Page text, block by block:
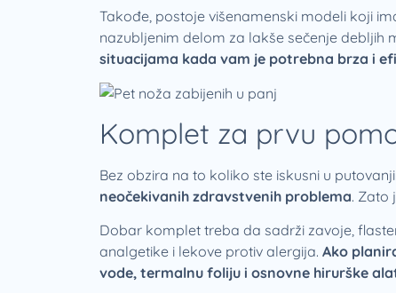
Takođe, postoje višenamenski modeli koji
nazubljenim delom za lakše sečenje debljih
situacijama kada vam je potrebna brza i
Komplet za prvu
Bez obzira na to koliko ste iskusni u
neočekivanih zdravstvenih problema. Zato
Dobar komplet treba da sadrži zavoje,
analgetike i lekove protiv alergija. Ako
vode, termalnu foliju i osnovne hirurške